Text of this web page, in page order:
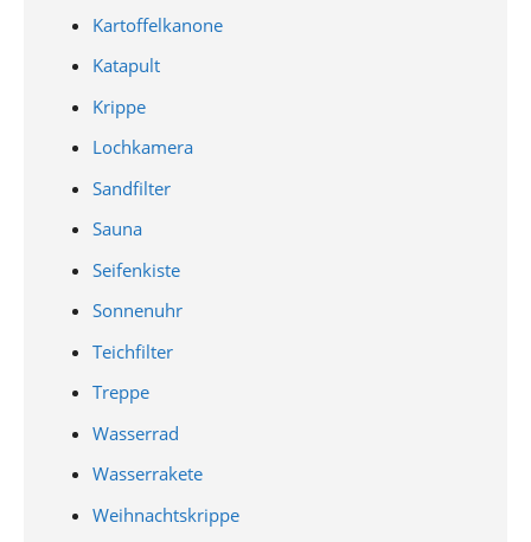
Kartoffelkanone
Katapult
Krippe
Lochkamera
Sandfilter
Sauna
Seifenkiste
Sonnenuhr
Teichfilter
Treppe
Wasserrad
Wasserrakete
Weihnachtskrippe